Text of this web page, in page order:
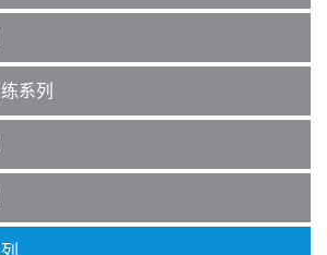
i
系列